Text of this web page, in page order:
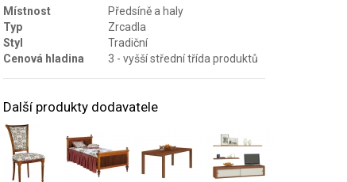
Místnost
Předsíně a haly
Typ
Zrcadla
Styl
Tradiční
Cenová hladina
3 - vyšší střední třída produktů
Další produkty dodavatele